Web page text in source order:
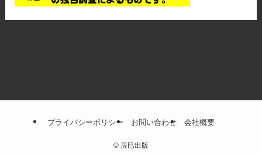
プライバシーポリシー お問い合わせ 会社概要
© 辰巳出版